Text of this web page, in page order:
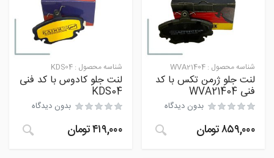
شناسه محصول : WVA21404
لنت جلو ژرمن تکس با کد
فنی WVA21404
بدون دیدگاه
۸۵۹,۰۰۰تومان
شناسه محصول : KDS04
لنت جلو کادوس با کد فنی
KDS04
بدون دیدگاه
۴۱۹,۰۰۰تومان